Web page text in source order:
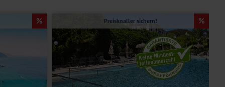
Preisknaller sichern!